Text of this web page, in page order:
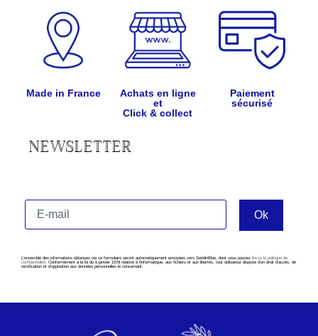
Made in France
Achats en ligne
et
Click & collect
Paiement
sécurisé
NEWSLETTER
L’ensemble des informations obtenues via ce formulaire seront automatiquement envoyées vers SendinBlue, dont vous pouvez lire ici la politique de
confidentialité . Conformément à la loi du 6 janvier 1978 relative à l’informatique, aux fichiers et aux libertés, tout utilisateur dispose d’un droit d’accès, de
rectification et d’opposition aux données personnelles le concernant.